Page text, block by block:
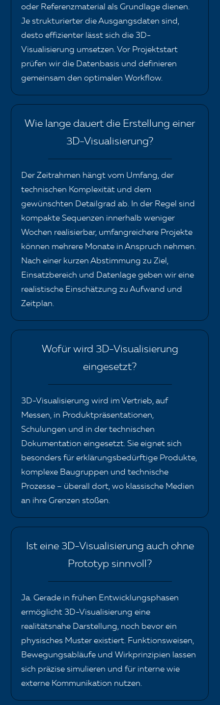
oder Referenzmaterial als Grundlage dienen.
Je strukturierter die Ausgangsdaten sind,
desto effizienter lässt sich die 3D-
Visualisierung umsetzen. Vor Projektstart
prüfen wir die Datenbasis und definieren
gemeinsam den optimalen Workflow.
Wie lange dauert die Erstellung einer
3D-Visualisierung?
Der Zeitrahmen hängt vom Umfang, der
technischen Komplexität und dem
gewünschten Detailgrad ab. In der Regel sind
kompakte Sequenzen innerhalb weniger
Wochen realisierbar, umfangreichere Projekte
können mehrere Monate in Anspruch nehmen.
Nach einer kurzen Abstimmung zu Ziel,
Einsatzbereich und Datenlage geben wir eine
realistische Einschätzung zu Aufwand und
Zeitplan.
Wofür wird 3D-Visualisierung
eingesetzt?
3D-Visualisierung wird im Vertrieb, auf
Messen, in Produktpräsentationen,
Schulungen und in der technischen
Dokumentation eingesetzt. Sie eignet sich
besonders für erklärungsbedürftige Produkte,
komplexe Baugruppen und technische
Prozesse – überall dort, wo klassische Medien
an ihre Grenzen stoßen.
Ist eine 3D-Visualisierung auch ohne
Prototyp sinnvoll?
Ja. Gerade in frühen Entwicklungsphasen
ermöglicht 3D-Visualisierung eine
realitätsnahe Darstellung, noch bevor ein
physisches Muster existiert. Funktionsweisen,
Bewegungsabläufe und Wirkprinzipien lassen
sich präzise simulieren und für interne wie
externe Kommunikation nutzen.